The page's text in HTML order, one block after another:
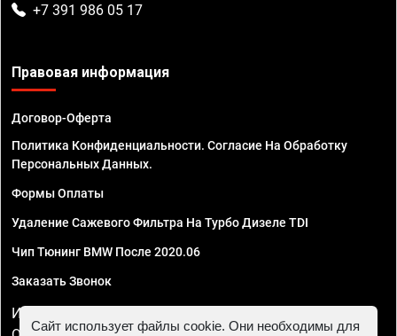
+7 391 986 05 17
Правовая информация
Договор-Оферта
Политика Конфиденциальности. Согласие На Обработку
Персональных Данных.
Формы Оплаты
Удаление Сажевого Фильтра На Турбо Дизеле TDI
Чип Тюнинг BMW После 2020.06
Заказать Звонок
ИП Смирнов Георгий Павлович. ИНН 781302555843,
Сайт использует файлы cookie. Они необходимы для